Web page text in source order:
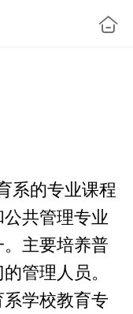
系的专业课程
共管理专业
主要培养普
管理人员。
学校教育专